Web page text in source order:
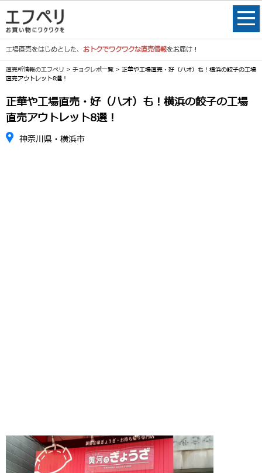
工場直売をはじめとした、 おトクでワクワクな直売情報をお届け！
直売所情報のエフペリ > チョクレポ一覧 > 正華や工場直売・好（ハオ）も！横浜の餃子の工場
直売アウトレット8選！
正華や工場直売・好（ハオ）も！横浜の餃子の工場
直売アウトレット8選！
神奈川県・横浜市